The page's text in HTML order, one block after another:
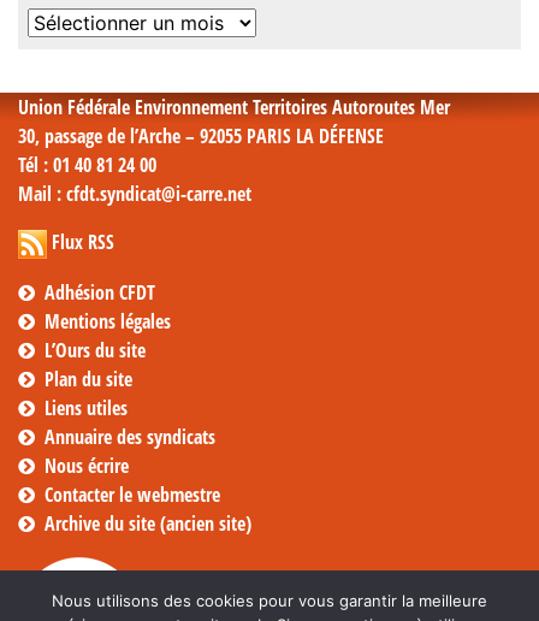
Archives
Union Fédérale Environnement Territoires Autoroutes Mer
30, passage de l’Arche – 92055 PARIS LA DÉFENSE
Tél : 01 40 81 24 00
Mail : cfdt.syndicat@i-carre.net
Flux RSS
Adhésion CFDT
Mentions légales
L’Ours du site
Plan du site
Liens utiles
Annuaire des syndicats
Nous écrire
Contacter le webmestre
Archive du site (ancien site)
Nous utilisons des cookies pour vous garantir la meilleure